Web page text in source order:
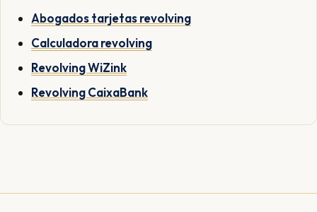
Abogados tarjetas revolving
Calculadora revolving
Revolving WiZink
Revolving CaixaBank